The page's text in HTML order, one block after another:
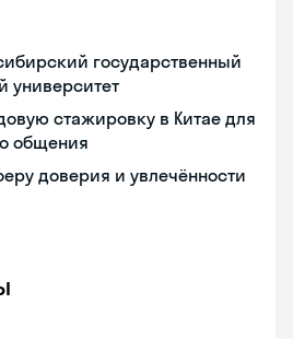
государственный
университет
стажировку в Китае для
общения
доверия и увлечённости